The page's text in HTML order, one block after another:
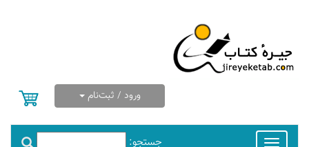
ورود / ثبت‌نام
جستجو: